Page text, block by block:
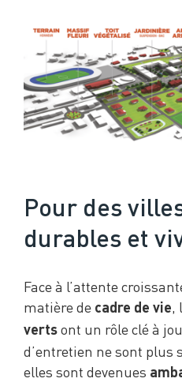
Pour des
durables et
Face à l’attente
matière de cadre de vie,
verts ont un rôle clé à
d’entretien ne sont plus
elles sont devenues